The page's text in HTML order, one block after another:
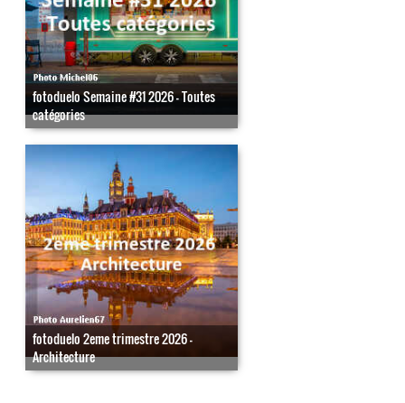
fotoduelo Semaine #31 2026 - Toutes
catégories
fotoduelo 2eme trimestre 2026 -
Architecture